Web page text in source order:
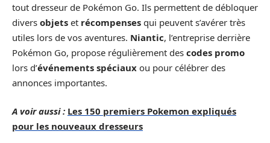
tout dresseur de Pokémon Go. Ils permettent de débloquer
divers objets et récompenses qui peuvent s’avérer très
utiles lors de vos aventures. Niantic, l’entreprise derrière
Pokémon Go, propose régulièrement des codes promo
lors d’événements spéciaux ou pour célébrer des
annonces importantes.
A voir aussi : Les 150 premiers Pokemon expliqués
pour les nouveaux dresseurs